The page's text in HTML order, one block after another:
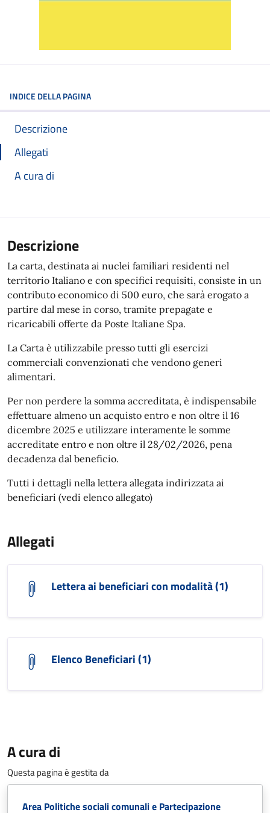
INDICE DELLA PAGINA
Descrizione
Allegati
A cura di
Descrizione
La carta, destinata ai nuclei familiari residenti nel
territorio Italiano e con specifici requisiti, consiste in un
contributo economico di 500 euro, che sarà erogato a
partire dal mese in corso, tramite prepagate e
ricaricabili offerte da Poste Italiane Spa.
La Carta è utilizzabile presso tutti gli esercizi
commerciali convenzionati che vendono generi
alimentari.
Per non perdere la somma accreditata, è indispensabile
effettuare almeno un acquisto entro e non oltre il 16
dicembre 2025 e utilizzare interamente le somme
accreditate entro e non oltre il 28/02/2026, pena
decadenza dal beneficio.
Tutti i dettagli nella lettera allegata indirizzata ai
beneficiari (vedi elenco allegato)
Allegati
Lettera ai beneficiari con modalità (1)
Elenco Beneficiari (1)
A cura di
Questa pagina è gestita da
Area Politiche sociali comunali e Partecipazione